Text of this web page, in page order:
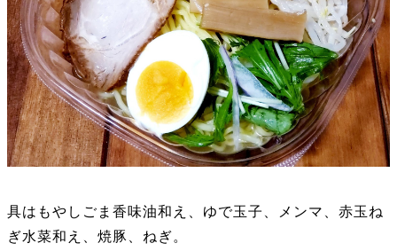
具はもやしごま香味油和え、ゆで玉子、メンマ、赤玉ね
ぎ水菜和え、焼豚、ねぎ。